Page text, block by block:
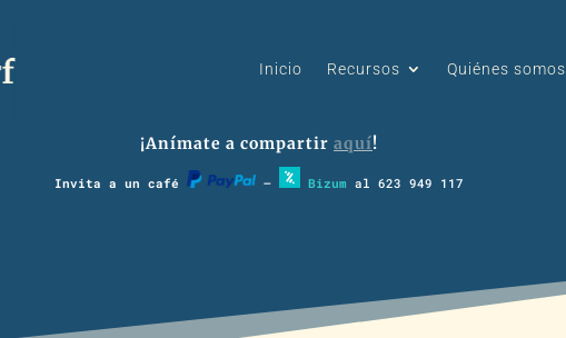
Inicio Recursos Quiénes somos
¡Anímate a compartir aquí!
Invita a un café – Bizum al 623 949 117